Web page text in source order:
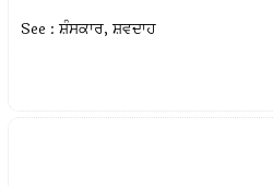
See : ਸ਼ੰਸਕਾਰ, ਸ਼ਵਦਾਹ